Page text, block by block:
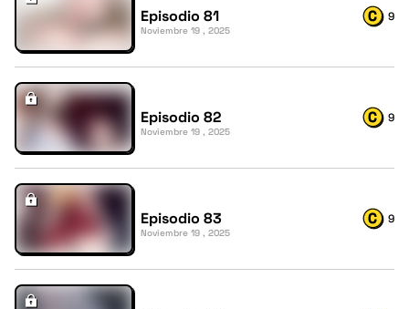
Episodio 81
Noviembre 19 , 2025
9
Episodio 82
Noviembre 19 , 2025
9
Episodio 83
Noviembre 19 , 2025
9